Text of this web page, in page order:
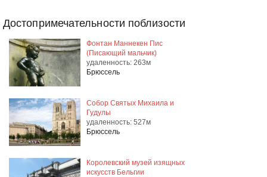
Достопримечательности поблизости
Фонтан Маннекен Пис
(Писающий мальчик)
удаленность: 263м
Брюссель
Собор Святых Михаила и
Гудулы
удаленность: 527м
Брюссель
Королевский музей изящных
искусств Бельгии